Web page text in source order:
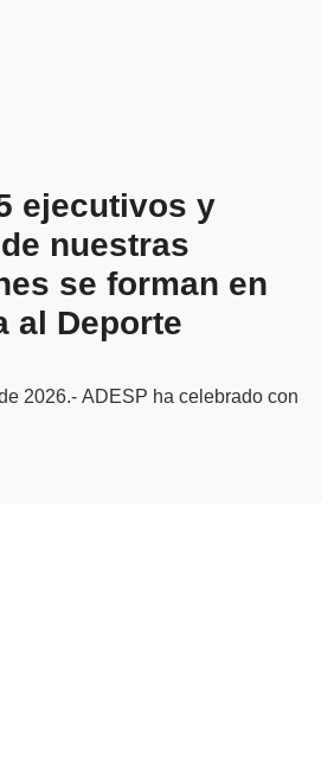
ejecutivos y
nuestras
se forman en
al Deporte
2026.- ADESP ha celebrado con